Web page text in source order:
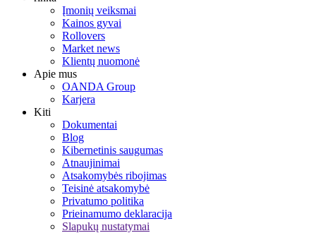
Įmonių veiksmai
Kainos gyvai
Rollovers
Market news
Klientų nuomonė
Apie mus
OANDA Group
Karjera
Kiti
Dokumentai
Blog
Kibernetinis saugumas
Atnaujinimai
Atsakomybės ribojimas
Teisinė atsakomybė
Privatumo politika
Prieinamumo deklaracija
Slapukų nustatymai